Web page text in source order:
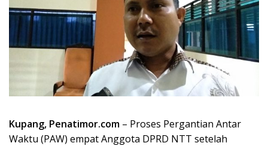
Kupang, Penatimor.com – Proses Pergantian Antar
Waktu (PAW) empat Anggota DPRD NTT setelah